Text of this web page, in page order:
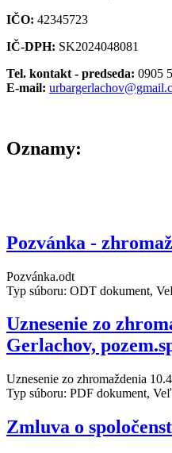
IČO: 42345723
IČ-DPH: SK2024048081
Tel. kontakt - predseda: 0905
E-mail:
Oznamy:
Pozvánka -
Pozvánka.odt
Typ súboru: ODT dokument,
Uznesenie zo
Gerlachov,
Uznesenie zo zhromaždenia
Typ súboru: PDF dokument,
Zmluva o